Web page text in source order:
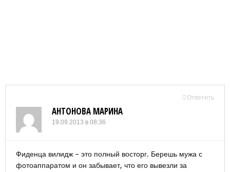
Ответить
АНТОНОВА МАРИНА
19.09.2013 в 08:36
Фиденца вилидж – это полный восторг. Берешь мужа с
фотоаппаратом и он забывает, что его вывезли за